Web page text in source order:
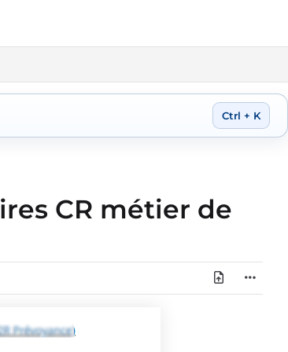
CR métier de
Ctrl + K